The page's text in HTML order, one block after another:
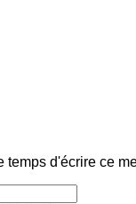
temps d'écrire ce